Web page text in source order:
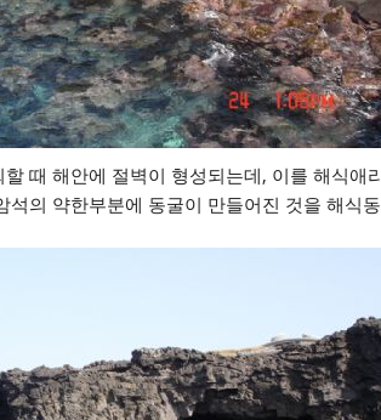
때 해안에 절벽이 형성되는데, 이를 해식
의 약한부분에 동굴이 만들어진 것을 해식